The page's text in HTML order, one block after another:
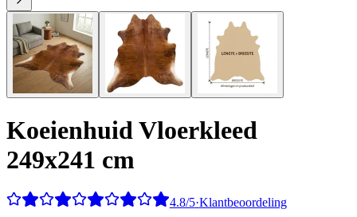
Koeienhuid Vloerkleed
249x241 cm
4.8/5·Klantbeoordeling